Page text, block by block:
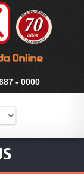
- 0000